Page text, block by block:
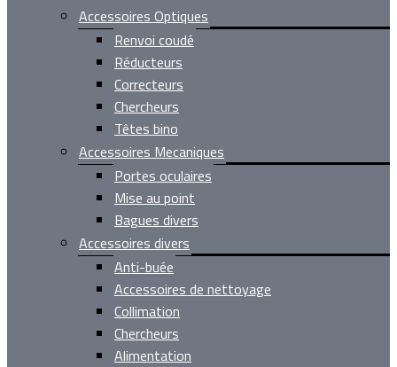
Accessoires Optiques
Renvoi coudé
Réducteurs
Correcteurs
Chercheurs
Têtes bino
Accessoires Mecaniques
Portes oculaires
Mise au point
Bagues divers
Accessoires divers
Anti-buée
Accessoires de nettoyage
Collimation
Chercheurs
Alimentation